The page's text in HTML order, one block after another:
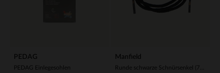
PEDAG
PEDAG Einlegesohlen
Manfield